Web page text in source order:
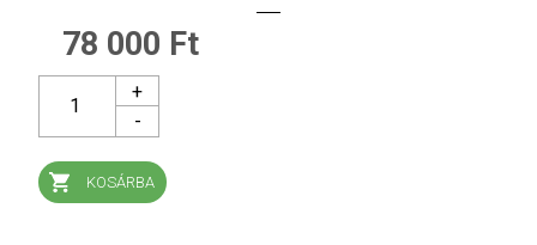
78 000 Ft
1
KOSÁRBA